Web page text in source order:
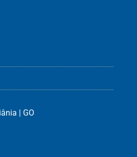
| GO